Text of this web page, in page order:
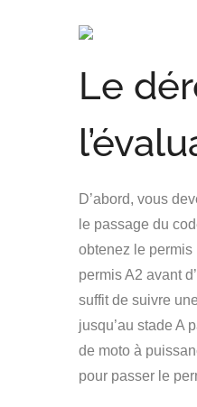
Le
D’abord, vous
le passage du
obtenez le permis
permis A2 avant
suffit de suivre une
jusqu’au stade A
de moto à
pour passer le